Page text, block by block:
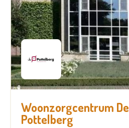
Woonzorgcentrum De
Pottelberg